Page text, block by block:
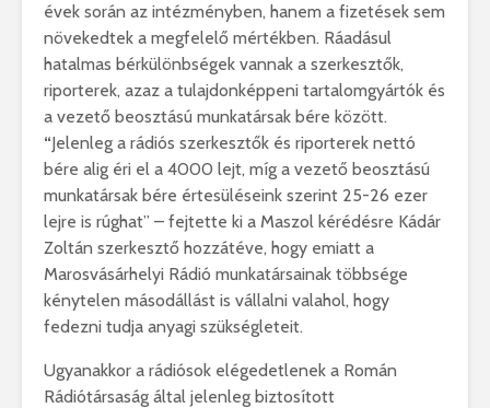
évek során az intézményben, hanem a fizetések sem
növekedtek a megfelelő mértékben. Ráadásul
hatalmas bérkülönbségek vannak a szerkesztők,
riporterek, azaz a tulajdonképpeni tartalomgyártók és
a vezető beosztású munkatársak bére között.
“Jelenleg a rádiós szerkesztők és riporterek nettó
bére alig éri el a 4000 lejt, míg a vezető beosztású
munkatársak bére értesüléseink szerint 25-26 ezer
lejre is rúghat” – fejtette ki a Maszol kérédésre Kádár
Zoltán szerkesztő hozzátéve, hogy emiatt a
Marosvásárhelyi Rádió munkatársainak többsége
kénytelen másodállást is vállalni valahol, hogy
fedezni tudja anyagi szükségleteit.
Ugyanakkor a rádiósok elégedetlenek a Román
Rádiótársaság által jelenleg biztosított